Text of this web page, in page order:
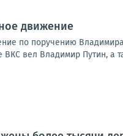
движение
по поручению
вел Владимир Путин, а